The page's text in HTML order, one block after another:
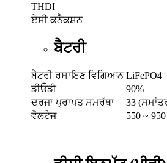
THDI
ਏਸੀ ਕਨੈਕਸ਼ਨ
ਬੈਟਰੀ
ਬੈਟਰੀ ਰਸਾਇਣ ਵਿਗਿਆਨ LiFePO4
ਡੀਓਡੀ
90%
ਦਰਜਾ ਪ੍ਰਾਪਤ ਸਮਰੱਥਾ
33
ਵੋਲਟੇਜ
550 ~